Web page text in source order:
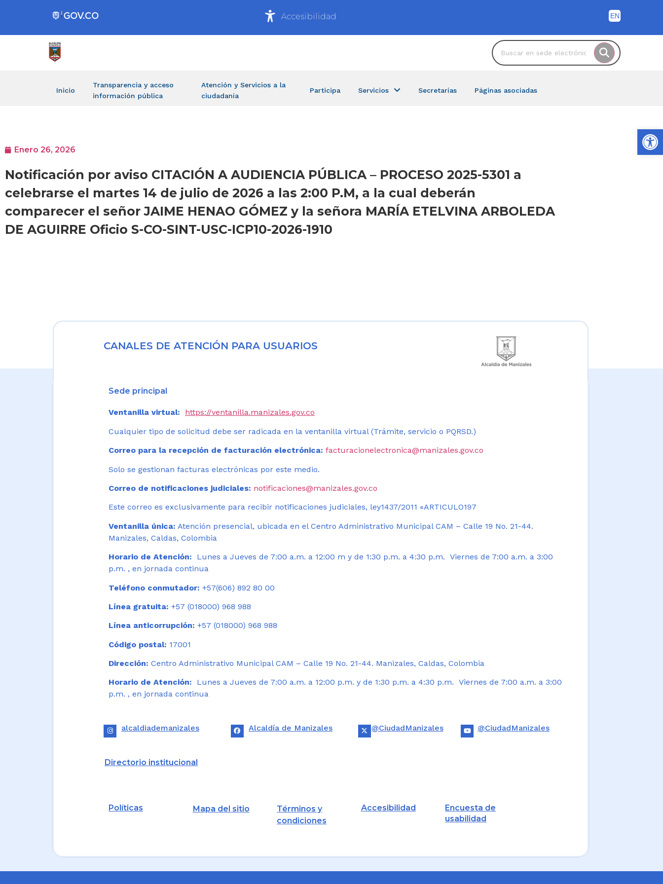
Accesibilidad
Inicio
Transparencia y acceso
información pública
Atención y Servicios a la
ciudadanía
Participa Servicios Secretarías Páginas asociadas
Enero 26, 2026
Notificación por aviso CITACIÓN A AUDIENCIA PÚBLICA – PROCESO 2025-5301 a
celebrarse el martes 14 de julio de 2026 a las 2:00 P.M, a la cual deberán
comparecer el señor JAIME HENAO GÓMEZ y la señora MARÍA ETELVINA ARBOLEDA
DE AGUIRRE Oficio S-CO-SINT-USC-ICP10-2026-1910
CANALES DE ATENCIÓN PARA USUARIOS
Sede principal
Ventanilla virtual: https://ventanilla.manizales.gov.co
Cualquier tipo de solicitud debe ser radicada en la ventanilla virtual (Trámite, servicio o PQRSD.)
Correo para la recepción de facturación electrónica: facturacionelectronica@manizales.gov.co
Solo se gestionan facturas electrónicas por este medio.
Correo de notificaciones judiciales: notificaciones@manizales.gov.co
Este correo es exclusivamente para recibir notificaciones judiciales, ley1437/2011 «ARTICULO197
Ventanilla única: Atención presencial, ubicada en el Centro Administrativo Municipal CAM – Calle 19 No. 21-44.
Manizales, Caldas, Colombia
Horario de Atención:
Lunes a Jueves de 7:00 a.m. a 12:00 m y de 1:30 p.m. a 4:30 p.m. Viernes de 7:00 a.m. a 3:00
p.m. , en jornada continua
Teléfono conmutador: +57(606) 892 80 00
Línea gratuita: +57 (018000) 968 988
Línea anticorrupción: +57 (018000) 968 988
Código postal: 17001
Dirección: Centro Administrativo Municipal CAM – Calle 19 No. 21-44. Manizales, Caldas, Colombia
Horario de Atención: Lunes a Jueves de 7:00 a.m. a 12:00 p.m. y de 1:30 p.m. a 4:30 p.m. Viernes de 7:00 a.m. a 3:00
p.m. , en jornada continua
alcaldiademanizales Alcaldía de Manizales @CiudadManizales @CiudadManizales
Directorio institucional
Políticas Mapa del sitio
Términos y
condiciones
Accesibilidad
Encuesta de
usabilidad